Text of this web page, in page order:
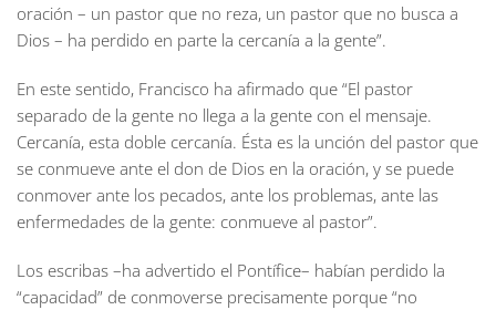
oración – un pastor que no reza, un pastor que no busca a
Dios – ha perdido en parte la cercanía a la gente”.
En este sentido, Francisco ha afirmado que “El pastor
separado de la gente no llega a la gente con el mensaje.
Cercanía, esta doble cercanía. Ésta es la unción del pastor que
se conmueve ante el don de Dios en la oración, y se puede
conmover ante los pecados, ante los problemas, ante las
enfermedades de la gente: conmueve al pastor”.
Los escribas –ha advertido el Pontífice– habían perdido la
“capacidad” de conmoverse precisamente porque “no